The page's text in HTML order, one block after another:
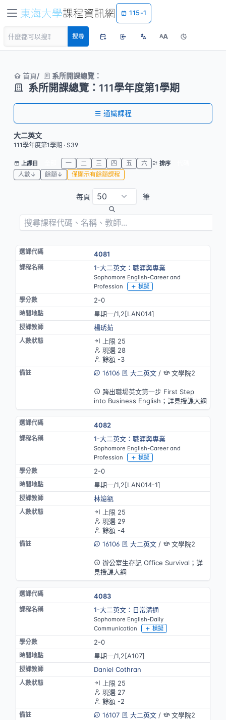
115-1
搜尋 AA
首頁 系所開課總覽：
系所開課總覽：111學年度第1學期
通識課程
大二英文
111學年度第1學期 · S39
上課日 一 二 三 四 五 六 排序
人數↓
餘額↓ 僅顯示有餘額課程
每頁 筆
4081
1-大二英文：職涯與專業
Sophomore English-Career and
Profession
模擬
2-0
星期一/1,2[LAN014]
楊琇茹
上限 25
現選 28
餘額 -3
16106
大二英文/ 文學院2
跨出職場英文第一步 First Step
into Business English；詳見授課大綱
4082
1-大二英文：職涯與專業
Sophomore English-Career and
Profession
模擬
2-0
星期一/1,2[LAN014-1]
林嬑㼸
上限 25
現選 29
餘額 -4
16106
大二英文/ 文學院2
辦公室生存記 Office Survival；詳
見授課大綱
4083
1-大二英文：日常溝通
Sophomore English-Daily
Communication
模擬
2-0
星期一/1,2[A107]
Daniel Cothran
上限 25
現選 27
餘額 -2
16107
大二英文/ 文學院2